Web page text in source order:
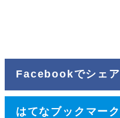
Facebookでシェア
はてなブックマーク